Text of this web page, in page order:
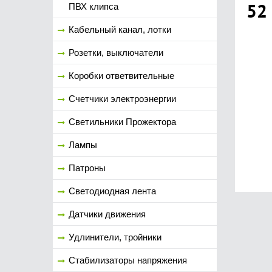
ПВХ клипса
Кабельный канал, лотки
Розетки, выключатели
Коробки ответвительные
Счетчики электроэнергии
Светильники Прожектора
Лампы
Патроны
Светодиодная лента
Датчики движения
Удлинители, тройники
Стабилизаторы напряжения
52